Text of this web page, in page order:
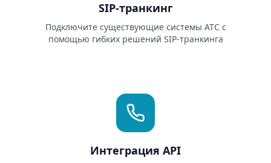
SIP-транкинг
Подключите существующие системы АТС с
помощью гибких решений SIP-транкинга
Интеграция API